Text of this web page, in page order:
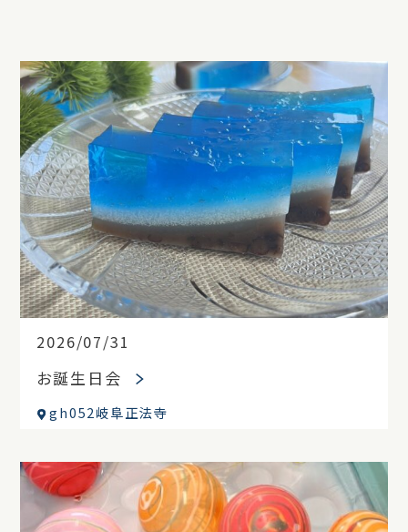
2026/07/31
お誕生日会
gh052岐阜正法寺